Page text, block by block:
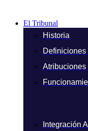
El Tribunal
Historia
Atribuciones
Integración